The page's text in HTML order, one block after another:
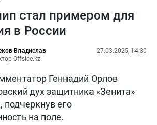
стал примером для
в России
Владислав
Offside.kz
27.03.2025, 14:30
Геннадий Орлов
дух защитника «Зенита»
его
на поле.